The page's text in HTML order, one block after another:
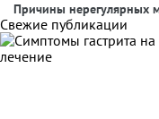
Причины нерегулярных
Свежие публикации